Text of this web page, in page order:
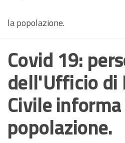
la popolazione.
Covid 19:
dell'Ufficio di
Civile
popolazione.